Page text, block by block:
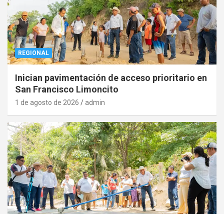
REGIONAL
Inician pavimentación de acceso prioritario en
San Francisco Limoncito
1 de agosto de 2026 admin